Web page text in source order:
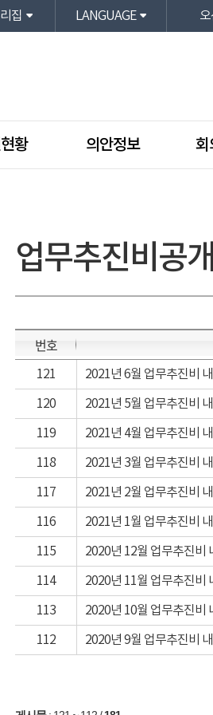
집 LANGUAGE
황 의안정보 회
업무추진비공개
번호
121 2021년 6월 업무추진비
120 2021년 5월 업무추진비
119 2021년 4월 업무추진비
118 2021년 3월 업무추진비
117 2021년 2월 업무추진비
116 2021년 1월 업무추진비
115 2020년 12월 업무추진비
114 2020년 11월 업무추진비
113 2020년 10월 업무추진비
112 2020년 9월 업무추진비